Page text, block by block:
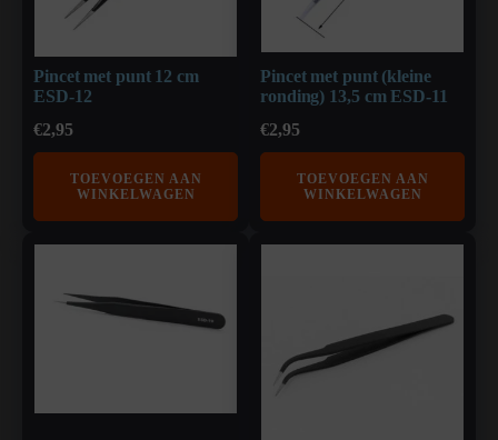
Pincet met punt 12 cm
ESD-12
€2,95
TOEVOEGEN AAN
WINKELWAGEN
Pincet met punt (kleine
ronding) 13,5 cm ESD-11
€2,95
TOEVOEGEN AAN
WINKELWAGEN